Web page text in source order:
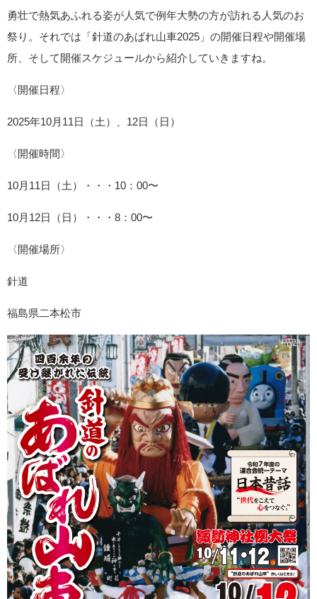
勇壮で熱気あふれる姿が人気で例年大勢の方が訪れる人気のお
祭り。それでは「針道のあばれ山車2025」の開催日程や開催場
所、そして開催スケジュールから紹介していきますね。
〈開催日程〉
2025年10月11日（土）、12日（日）
〈開催時間〉
10月11日（土）・・・10：00〜
10月12日（日）・・・8：00〜
〈開催場所〉
針道
福島県二本松市